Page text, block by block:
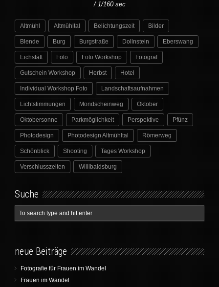
/ 1/160 sec
Altmühl Altmühltal Belichtungszeit Bilder
Blende Burg Burgstraße Dollnstein Eberswang
Eichstätt Foto Foto Workshop Fotograf
Gutschein Workshop Herbst Hotel
Individual Workshop Foto Landschaftsaufnahmen
Lichtstimmungen Mondscheinweg Oktober
Oktobersonne Parkmöglichkeit Perspektive Pfünz
Photodesign Photodesign Altmühltal Römerweg
Schönblick Shooting Tages Workshop
Verschlusszeiten Willibaldsburg
Suche
neue Beiträge
Fotografie für Frauen im Wandel
Frauen im Wandel